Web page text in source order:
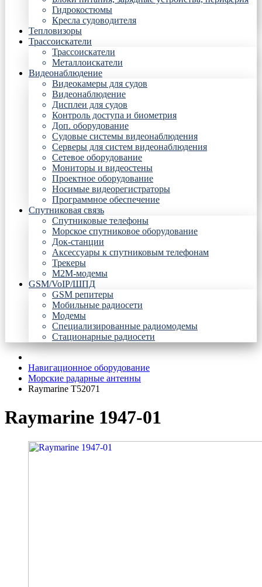
Гидрокостюмы
Кресла судоводителя
Тепловизоры
Трассоискатели
Трассоискатели
Металлоискатели
Видеонаблюдение
Видеокамеры для судов
Видеонаблюдение
Дисплеи для судов
Контроль доступа и биометрия
Доп. оборудование
Судовые системы видеонаблюдения
Серверы для систем видеонаблюдения
Сетевое оборудование
Мониторы и видеостены
Проектное оборудование
Носимые видеорегистраторы
Программное обеспечение
Спутниковая связь
Спутниковые телефоны
Морское спутниковое оборудование
Док-станции
Аксессуары к спутниковым телефонам
Трекеры
М2М-модемы
GSM/VoIP/ШПД
GSM репитеры
Мобильные радиосети
Модемы
Специализированные радиомодемы
Стационарные радиосети
Навигационное оборудование
Морские радарные антенны
Raymarine Т52071
Raymarine 1947-01